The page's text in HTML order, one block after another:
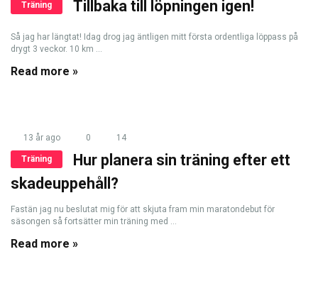
Träning Tillbaka till löpningen igen!
Så jag har längtat! Idag drog jag äntligen mitt första ordentliga löppass på
drygt 3 veckor. 10 km ...
Read more »
13 år ago 0 14
Träning
Hur planera sin träning efter ett
skadeuppehåll?
Fastän jag nu beslutat mig för att skjuta fram min maratondebut för
säsongen så fortsätter min träning med ...
Read more »